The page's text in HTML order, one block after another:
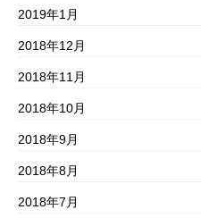
2019年1月
2018年12月
2018年11月
2018年10月
2018年9月
2018年8月
2018年7月